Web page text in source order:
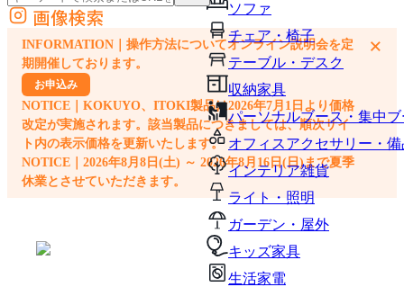
ソファ
チェア・椅子
テーブル・デスク
収納家具
パーソナルブース・集中
オフィスアクセサリー・備
インテリア雑貨
ライト・照明
ガーデン・屋外
キッズ家具
生活家電
外部サイトの商品をカートに追加
他のサイトで見つけた商品ページのURLを貼り付けて、カートに追加できます
画像検索
INFORMATION｜操作方法についてオンライン説明会を定
期開催しております。
お申込み
NOTICE｜KOKUYO、ITOKI製品は2026年7月1日より価格
改定が実施されます。該当製品につきましては、順次サイ
ト内の表示価格を更新いたします。
NOTICE｜2026年8月8日(土) ～ 2026年8月16日(日)まで夏季
休業とさせていただきます。
×